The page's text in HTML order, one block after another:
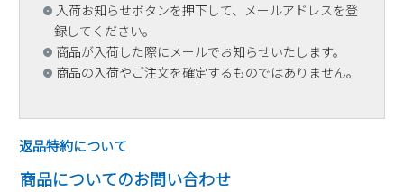
入荷お知らせボタンを押下して、メールアドレスを登
録してください。
商品が入荷した際にメールでお知らせいたします。
商品の入荷やご注文を確定するものではありません。
返品特約について
商品についてのお問い合わせ